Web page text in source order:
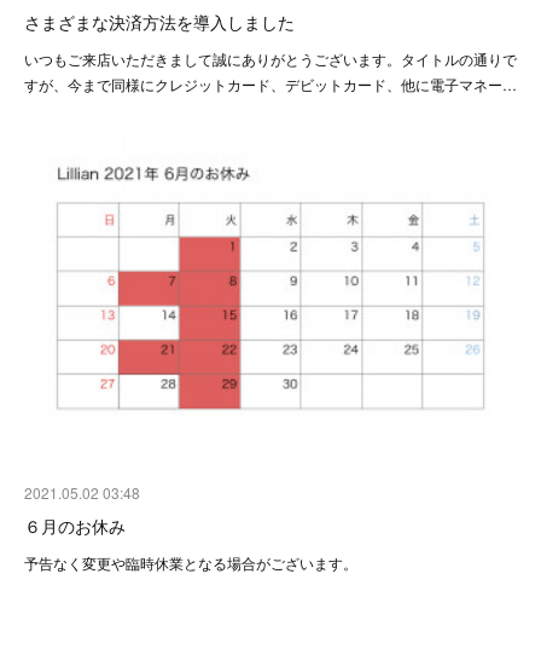
さまざまな決済方法を導入しました
いつもご来店いただきまして誠にありがとうございます。タイトルの通りで
すが、今まで同様にクレジットカード、デビットカード、他に電子マネー…
2021.05.02 03:48
６月のお休み
予告なく変更や臨時休業となる場合がございます。